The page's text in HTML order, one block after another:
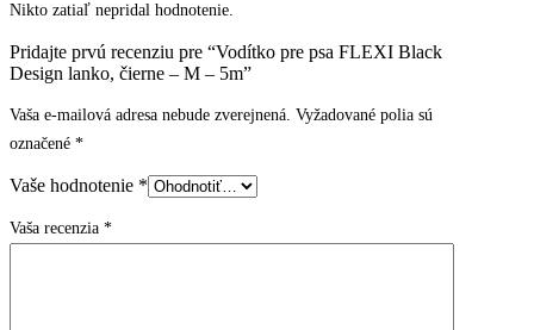
Nikto zatiaľ nepridal hodnotenie.
Pridajte prvú recenziu pre “Vodítko pre psa FLEXI Black
Design lanko, čierne – M – 5m”
Vaša e-mailová adresa nebude zverejnená. Vyžadované polia sú
označené *
Vaše hodnotenie *
Vaša recenzia *